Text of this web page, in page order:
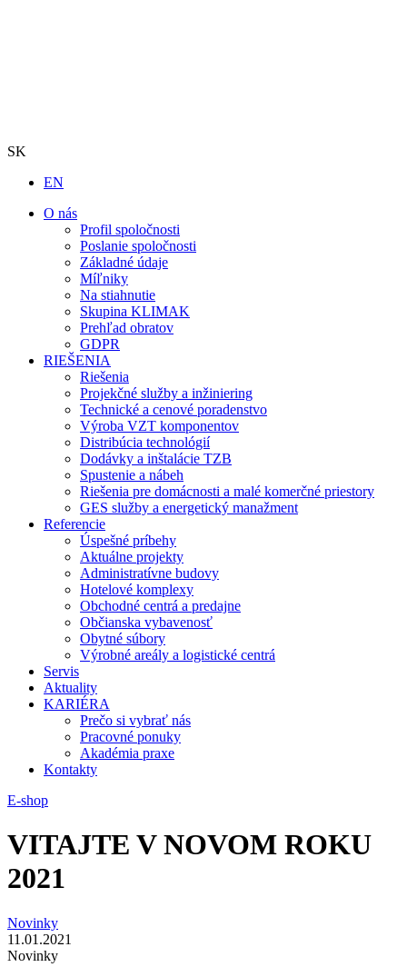
SK
EN
O nás
Profil spoločnosti
Poslanie spoločnosti
Základné údaje
Míľniky
Na stiahnutie
Skupina KLIMAK
Prehľad obratov
GDPR
RIEŠENIA
Riešenia
Projekčné služby a inžiniering
Technické a cenové poradenstvo
Výroba VZT komponentov
Distribúcia technológií
Dodávky a inštalácie TZB
Spustenie a nábeh
Riešenia pre domácnosti a malé komerčné priestory
GES služby a energetický manažment
Referencie
Úspešné príbehy
Aktuálne projekty
Administratívne budovy
Hotelové komplexy
Obchodné centrá a predajne
Občianska vybavenosť
Obytné súbory
Výrobné areály a logistické centrá
Servis
Aktuality
KARIÉRA
Prečo si vybrať nás
Pracovné ponuky
Akadémia praxe
Kontakty
E-shop
VITAJTE V NOVOM ROKU
2021
Novinky
11.01.2021
Novinky